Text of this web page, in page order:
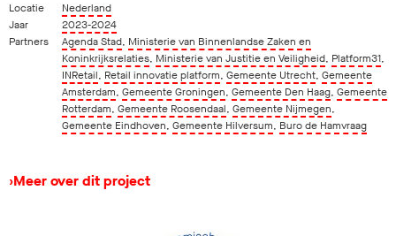
Locatie
Nederland
Jaar
2023-2024
Partners
Agenda Stad, Ministerie van Binnenlandse Zaken en
Koninkrijksrelaties, Ministerie van Justitie en Veiligheid, Platform31,
INRetail, Retail innovatie platform, Gemeente Utrecht, Gemeente
Amsterdam, Gemeente Groningen, Gemeente Den Haag, Gemeente
Rotterdam, Gemeente Roosendaal, Gemeente Nijmegen,
Gemeente Eindhoven, Gemeente Hilversum, Buro de Hamvraag
›Meer over dit project